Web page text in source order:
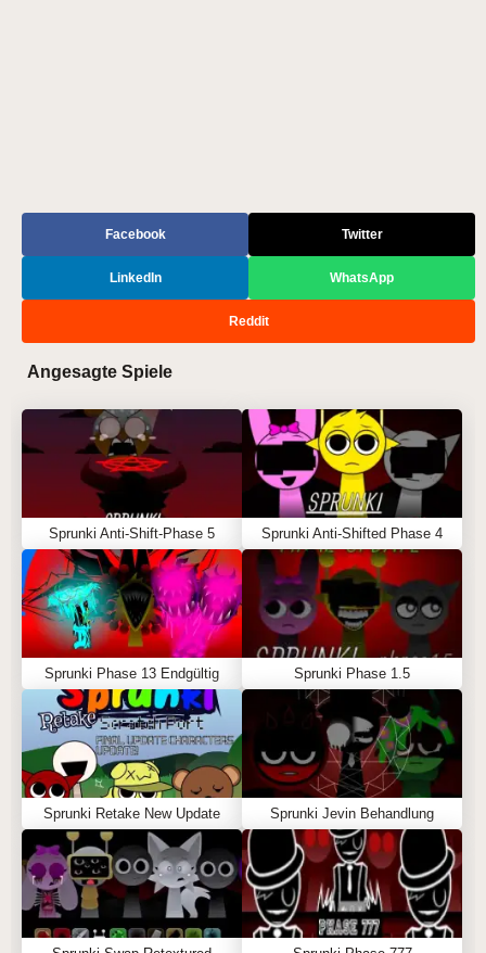
Facebook Twitter
LinkedIn WhatsApp
Reddit
Angesagte Spiele
Sprunki Anti-Shift-Phase 5 Sprunki Anti-Shifted Phase 4
Sprunki Phase 13 Endgültig Sprunki Phase 1.5
Sprunki Retake New Update Sprunki Jevin Behandlung